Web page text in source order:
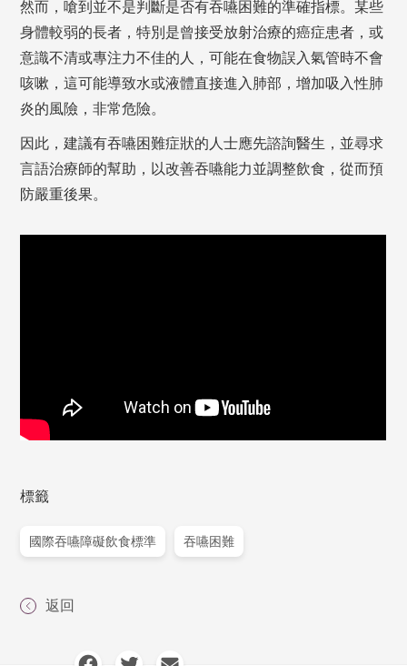
然而，嗆到並不是判斷是否有吞嚥困難的準確指標。某些
身體較弱的長者，特別是曾接受放射治療的癌症患者，或
意識不清或專注力不佳的人，可能在食物誤入氣管時不會
咳嗽，這可能導致水或液體直接進入肺部，增加吸入性肺
炎的風險，非常危險。
因此，建議有吞嚥困難症狀的人士應先諮詢醫生，並尋求
言語治療師的幫助，以改善吞嚥能力並調整飲食，從而預
防嚴重後果。
標籤
國際吞嚥障礙飲食標準 吞嚥困難
返回